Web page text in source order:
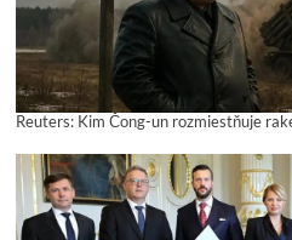
Reuters: Kim Čong-un rozmiestňuje